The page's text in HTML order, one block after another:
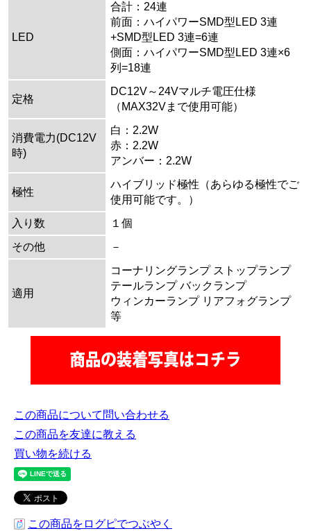
LED
合計：24連
前面：ハイパワーSMD型LED 3連
+SMD型LED 3連=6連
側面：ハイパワーSMD型LED 3連×6
列=18連
定格
DC12V～24Vマルチ電圧仕様
（MAX32Vまで使用可能）
消費電力(DC12V
時)
白：2.2W
赤：2.2W
アンバー：2.2W
極性
ハイブリッド極性（あらゆる極性でご
使用可能です。）
入り数
１個
その他
－
適用
コーナリングランプ ストップランプ
テールランプ バックランプ
ウィンカーランプ リアフォグランプ
等
この商品について問い合わせる
この商品を友達に教える
買い物を続ける
この商品をログピでつぶやく